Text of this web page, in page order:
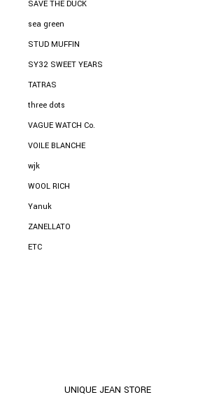
SAVE THE DUCK
sea green
STUD MUFFIN
SY32 SWEET YEARS
TATRAS
three dots
VAGUE WATCH Co.
VOILE BLANCHE
wjk
WOOL RICH
Yanuk
ZANELLATO
ETC
UNIQUE JEAN STORE